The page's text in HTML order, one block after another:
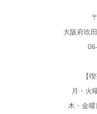
大阪府吹
【
月・火
木・金